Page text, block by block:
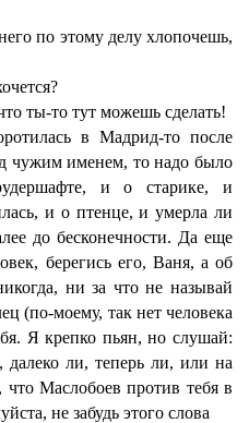
по этому делу хлопочешь,
ты-то тут можешь сделать!
в Мадрид-то после
чужим именем, то надо было
и о старике, и
и о птенце, и умерла ли
до бесконечности. Да еще
берегись его, Ваня, а об
ни за что не называй
(по-моему, так нет человека
Я крепко пьян, но слушай:
далеко ли, теперь ли, или на
что Маслобоев против тебя в
не забудь этого слова